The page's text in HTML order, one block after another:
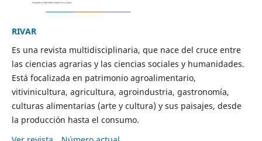
RIVAR
Es una revista multidisciplinaria, que nace del cruce entre
las ciencias agrarias y las ciencias sociales y humanidades.
Está focalizada en patrimonio agroalimentario,
vitivinicultura, agricultura, agroindustria, gastronomía,
culturas alimentarias (arte y cultura) y sus paisajes, desde
la producción hasta el consumo.